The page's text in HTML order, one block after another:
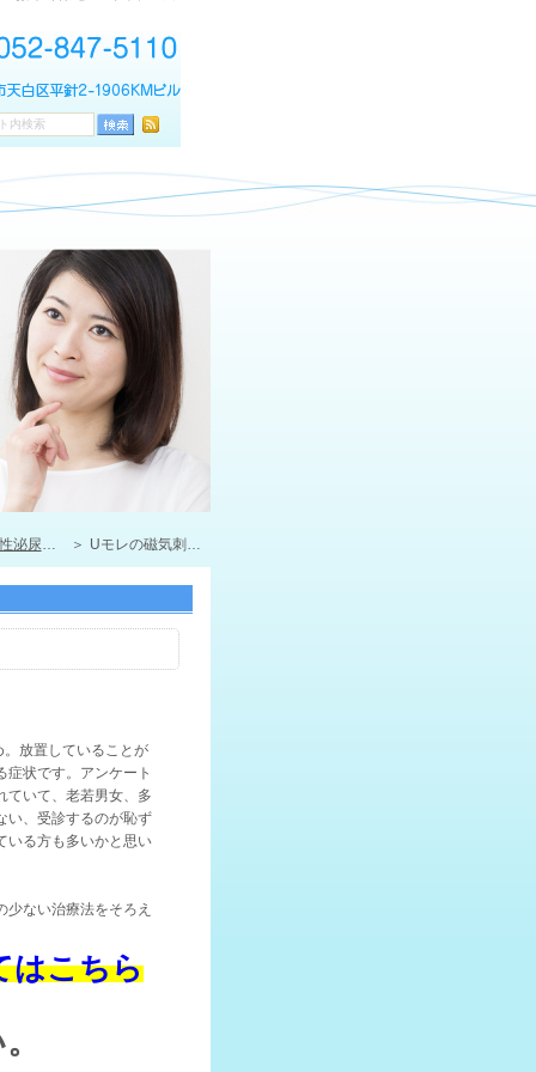
尿器科 Uモレの磁気刺激治療｢インティマウェーブ｣
放置していることが
症状です。アンケート
ていて、老若男女、多
い、受診するのが恥ず
いる方も多いかと思い
ない治療法をそろえ
はこちら